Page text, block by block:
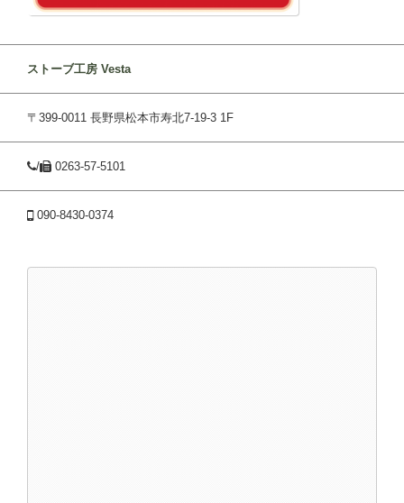
ストーブ工房 Vesta
〒399-0011 長野県松本市寿北7-19-3 1F
/ 0263-57-5101
090-8430-0374